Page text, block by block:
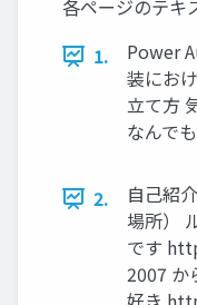
各ページのテキ
1.
Power
装にお
立て方
なんで
2.
自己紹
場所）
です
2007 か